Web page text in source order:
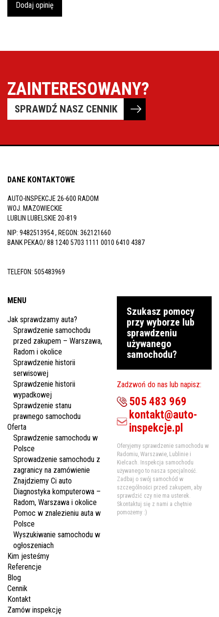
Dodaj opinię
ZAINTERESOWANY?
SPRAWDŹ NASZ CENNIK
DANE KONTAKTOWE
AUTO-INSPEKCJE 26-600 RADOM
WOJ. MAZOWIECKIE
LUBLIN LUBELSKIE 20-819
NIP: 9482513954 , REGON: 362121660
BANK PEKAO/ 88 1240 5703 1111 0010 6410 4387
TELEFON: 505483969
MENU
Jak sprawdzamy auta?
Sprawdzenie samochodu
przed zakupem – Warszawa,
Radom i okolice
Sprawdzenie historii
serwisowej
Sprawdzenie historii
wypadkowej
Sprawdzenie stanu
prawnego samochodu
Oferta
Sprawdzenie samochodu w
Polsce
Sprowadzenie samochodu z
zagranicy na zamówienie
Znajdziemy Ci auto
Diagnostyka komputerowa –
Radom, Warszawa i okolice
Pomoc w znalezieniu auta w
Polsce
Wyszukiwanie samochodu w
ogłoszeniach
Kim jesteśmy
Referencje
Blog
Cennik
Kontakt
Zamów inspekcję
Szukasz pomocy
przy wyborze lub
sprawdzeniu
używanego
samochodu?
Zadzwoń do nas lub napisz:
505 483 969
kontakt@auto-
inspekcje.pl
Oferyjemy sprawdzenie samochodu w
Radomiu, Warszawie, Lublinie i
Kielcach. Inspekcja samochodu
używanego to nasza specjalność.
Zadbaj o swój samochód w
szczególności przed zakupem, aby
sprawdzić czy nie ma usterek.
Skontaktuj się z nami a chętnie
pomożemy :)